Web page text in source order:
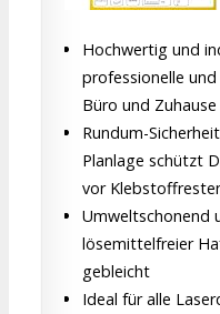
Hochwertig und
professionelle
Büro und Zuhause
Rundum-
Planlage schützt
vor
Umweltschonend
lösemittelfreier
gebleicht
Ideal für alle